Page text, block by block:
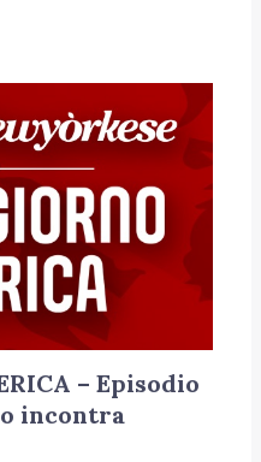
– Episodio
incontra